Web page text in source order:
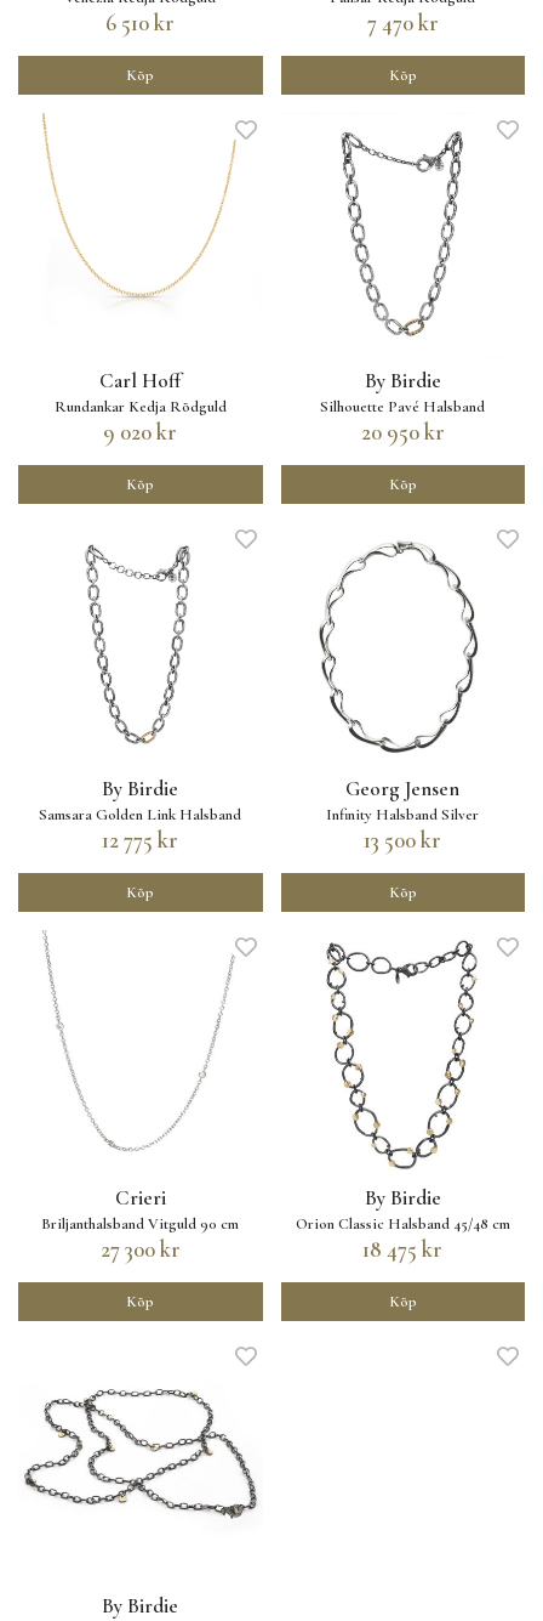
6 510 kr
Köp
7 470 kr
Köp
Carl Hoff
Rundankar Kedja Rödguld
9 020 kr
Köp
By Birdie
Silhouette Pavé Halsband
20 950 kr
Köp
By Birdie
Samsara Golden Link Halsband
12 775 kr
Köp
Georg Jensen
Infinity Halsband Silver
13 500 kr
Köp
Crieri
Briljanthalsband Vitguld 90 cm
27 300 kr
Köp
By Birdie
Orion Classic Halsband 45/48 cm
18 475 kr
Köp
By Birdie